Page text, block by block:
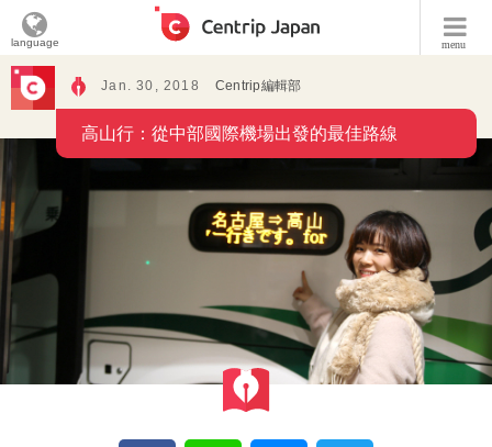
menu
language
Jan. 30, 2018 Centrip編輯部
高山行：從中部國際機場出發的最佳路線